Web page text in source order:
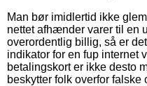
Man bør imidlertid ikke
nettet afhænder varer til en
overordentlig billig, så er
indikator for en fup internet
betalingskort er ikke desto
beskytter folk overfor falske